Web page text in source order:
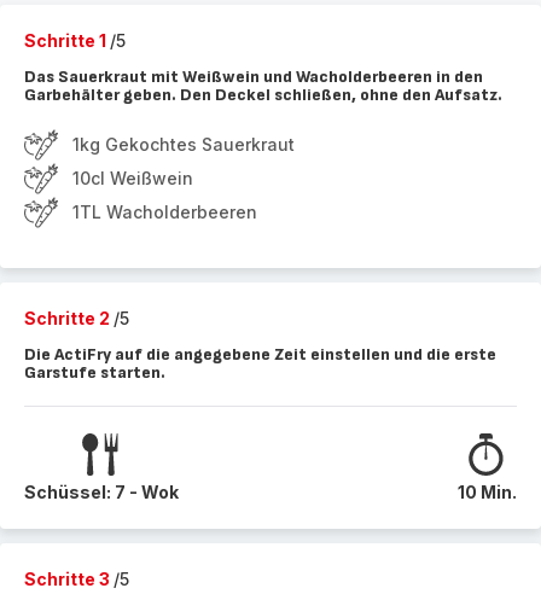
Schritte 1 /5
Das Sauerkraut mit Weißwein und Wacholderbeeren in den
Garbehälter geben. Den Deckel schließen, ohne den Aufsatz.
1kg Gekochtes Sauerkraut
10cl Weißwein
1TL Wacholderbeeren
Schritte 2 /5
Die ActiFry auf die angegebene Zeit einstellen und die erste
Garstufe starten.
Schüssel: 7 - Wok 10 Min.
Schritte 3 /5